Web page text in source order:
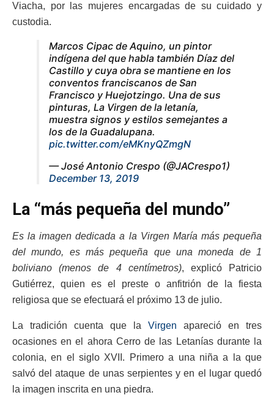
Viacha, por las mujeres encargadas de su cuidado y
custodia.
Marcos Cipac de Aquino, un pintor
indígena del que habla también Díaz del
Castillo y cuya obra se mantiene en los
conventos franciscanos de San
Francisco y Huejotzingo. Una de sus
pinturas, La Virgen de la letanía,
muestra signos y estilos semejantes a
los de la Guadalupana.
pic.twitter.com/eMKnyQZmgN
— José Antonio Crespo (@JACrespo1)
December 13, 2019
La “más pequeña del mundo”
Es la imagen dedicada a la Virgen María más pequeña
del mundo, es más pequeña que una moneda de 1
boliviano (menos de 4 centímetros), explicó Patricio
Gutiérrez, quien es el preste o anfitrión de la fiesta
religiosa que se efectuará el próximo 13 de julio.
La tradición cuenta que la Virgen apareció en tres
ocasiones en el ahora Cerro de las Letanías durante la
colonia, en el siglo XVII. Primero a una niña a la que
salvó del ataque de unas serpientes y en el lugar quedó
la imagen inscrita en una piedra.